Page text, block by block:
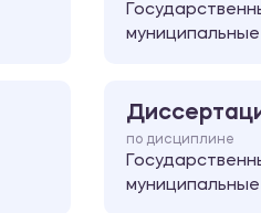
по дисциплине